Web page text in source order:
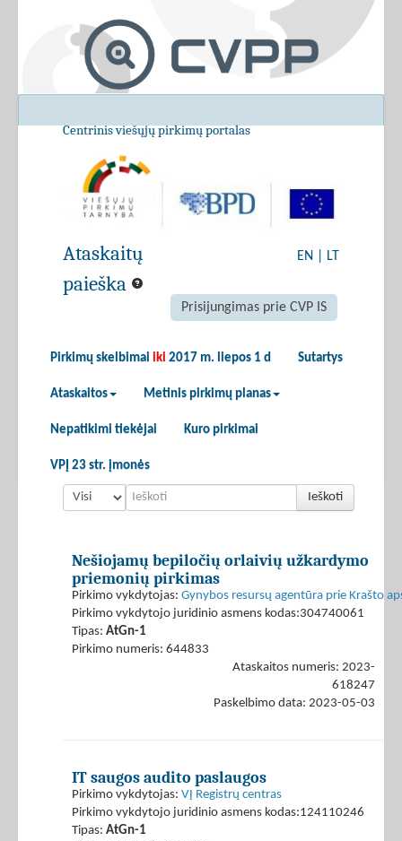
Centrinis viešųjų pirkimų portalas
EN LT
Prisijungimas prie CVP IS
Pirkimų skelbimai iki 2017 m. liepos 1 d Sutartys
Ataskaitos Metinis pirkimų planas
Nepatikimi tiekėjai Kuro pirkimai
VPĮ 23 str. įmonės
Ataskaitų
paieška
Ieškoti
Nešiojamų bepiločių orlaivių užkardymo
priemonių pirkimas
Pirkimo vykdytojas: Gynybos resursų agentūra prie Krašto
Pirkimo vykdytojo juridinio asmens kodas:304740061
Tipas: AtGn-1
Pirkimo numeris: 644833
Ataskaitos numeris: 2023-
618247
Paskelbimo data: 2023-05-03
IT saugos audito paslaugos
Pirkimo vykdytojas: VĮ Registrų centras
Pirkimo vykdytojo juridinio asmens kodas:124110246
Tipas: AtGn-1